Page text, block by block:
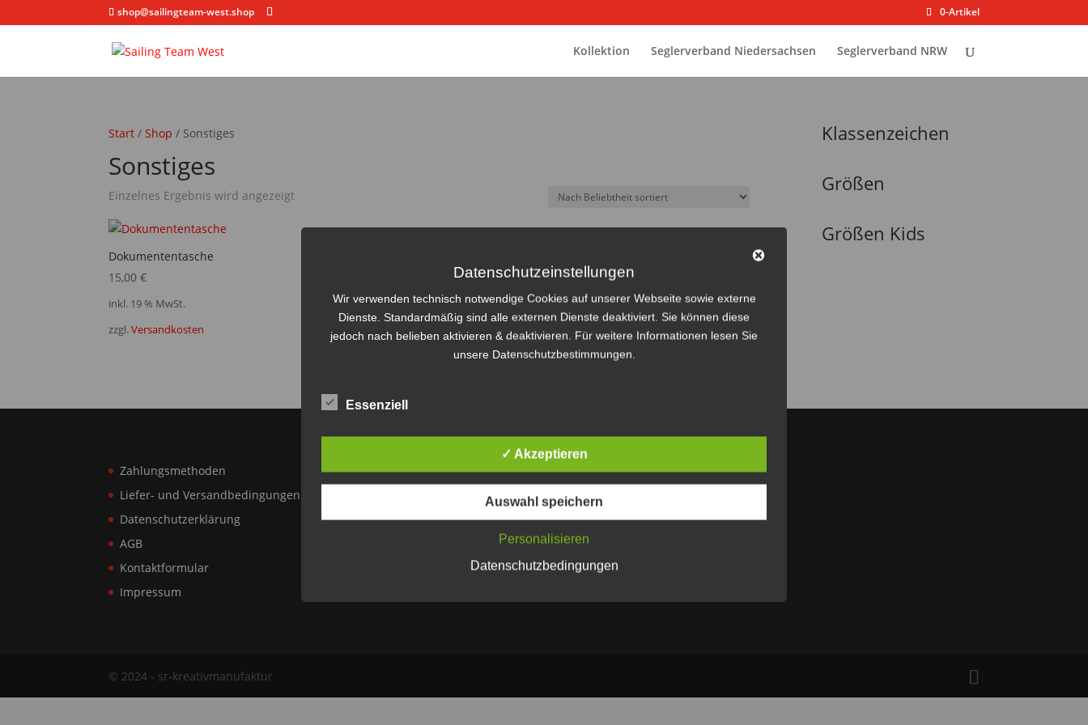
shop@sailingteam-west.shop 0-Artikel
Kollektion Seglerverband Niedersachsen Seglerverband NRW
Start /Shop / Sonstiges
Sonstiges
Einzelnes Ergebnis wird angezeigt
Dokumententasche
15,00€
inkl. 19 % MwSt.
zzgl.Versandkosten
Klassenzeichen
Größen
Größen Kids
Zahlungsmethoden
Liefer- und Versandbedingungen
Datenschutzerklärung
AGB
Kontaktformular
Impressum
Größentabellen
© 2024 - sr-kreativmanufaktur
Datenschutzeinstellungen
Wir verwenden technisch notwendige Cookies auf unserer Webseite sowie externe
Dienste. Standardmäßig sind alle externen Dienste deaktiviert. Sie können diese
jedoch nach belieben aktivieren & deaktivieren. Für weitere Informationen lesen Sie
unsere Datenschutzbestimmungen.
Essenziell
✓ Akzeptieren
Auswahl speichern
Personalisieren
Datenschutzbedingungen